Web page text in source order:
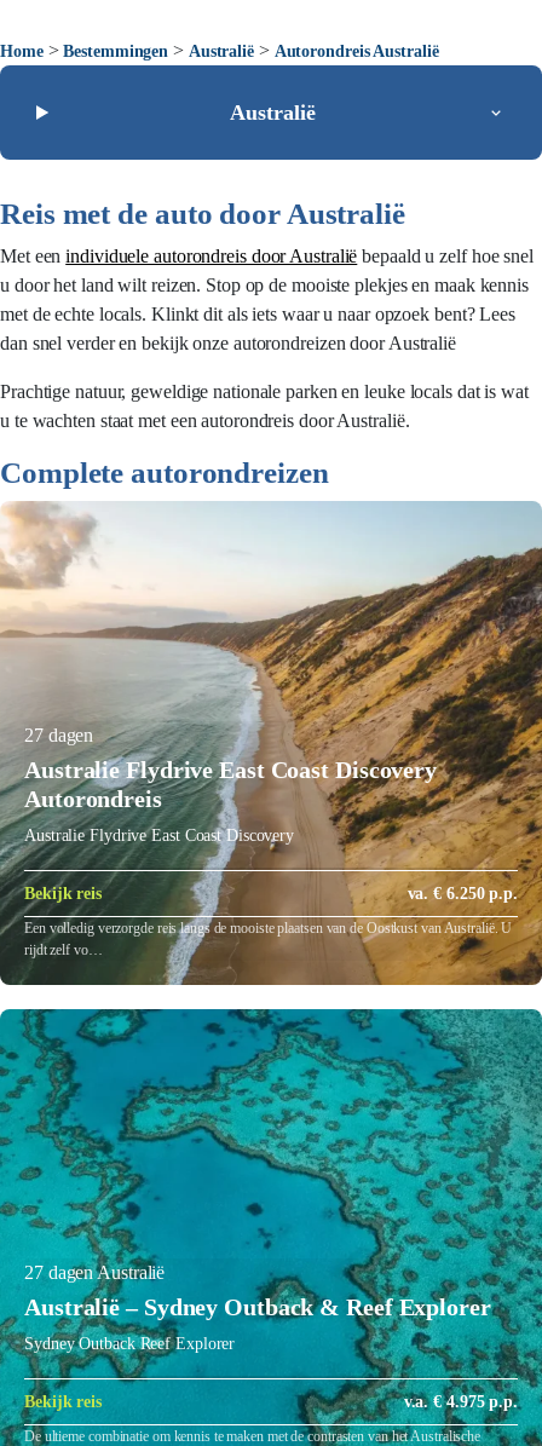
Home>Bestemmingen > Australië> Autorondreis Australië
Australië
Reis met de auto door Australië
Met eenindividuele autorondreis door Australië bepaald u zelf hoe snel
u door het land wilt reizen. Stop op de mooiste plekjes en maak kennis
met de echte locals. Klinkt dit als iets waar u naar opzoek bent? Lees
dan snel verder en bekijk onze autorondreizen door Australië
Prachtige natuur, geweldige nationale parken en leuke locals dat is wat
u te wachten staat met een autorondreis door Australië.
Complete autorondreizen
27 dagen
Australie Flydrive East Coast Discovery
Autorondreis
Australie Flydrive East Coast Discovery
Bekijk reis va. € 6.250 p.p.
Een volledig verzorgde reis langs de mooiste plaatsen van de Oostkust van Australië. U
rijdt zelf vo…
27 dagen Australië
Australië – Sydney Outback & Reef Explorer
Sydney Outback Reef Explorer
Bekijk reis v.a. € 4.975 p.p.
De ultieme combinatie om kennis te maken met de contrasten van het Australische